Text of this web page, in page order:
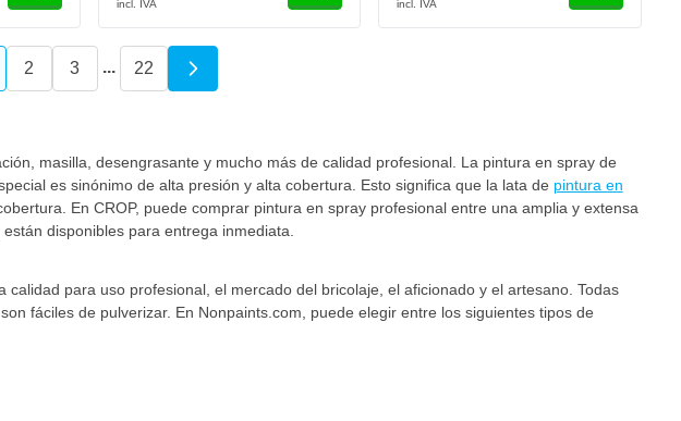
estás leyendo página
Página
2 Página
3 ... Página
22
masilla, desengrasante y mucho más de calidad profesional. La pintura en spray de
es sinónimo de alta presión y alta cobertura. Esto significa que la lata de pintura en
En CROP, puede comprar pintura en spray profesional entre una amplia y extensa
disponibles para entrega inmediata.
para uso profesional, el mercado del bricolaje, el aficionado y el artesano. Todas
fáciles de pulverizar. En Nonpaints.com, puede elegir entre los siguientes tipos de